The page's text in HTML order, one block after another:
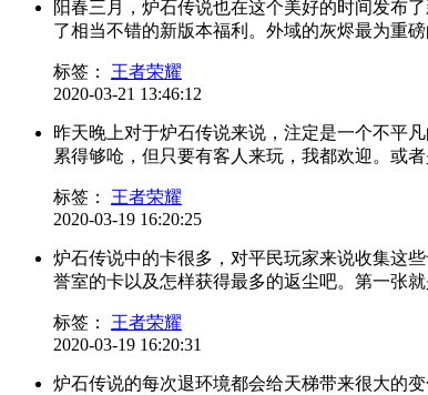
阳春三月，炉石传说也在这个美好的时间发布
了相当不错的新版本福利。外域的灰烬最为重
标签：
王者荣耀
2020-03-21 13:46:12
昨天晚上对于炉石传说来说，注定是一个不平
累得够呛，但只要有客人来玩，我都欢迎。或
标签：
王者荣耀
2020-03-19 16:20:25
炉石传说中的卡很多，对平民玩家来说收集这
誉室的卡以及怎样获得最多的返尘吧。第一张
标签：
王者荣耀
2020-03-19 16:20:31
炉石传说的每次退环境都会给天梯带来很大的